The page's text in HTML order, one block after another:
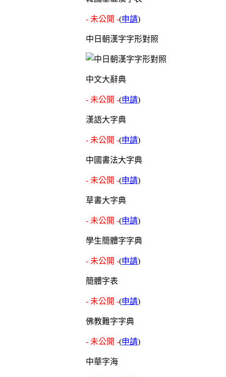
- 未公開 -(申請)
中日朝漢字字形對照
中文大辭典
- 未公開 -(申請)
漢語大字典
- 未公開 -(申請)
中國書法大字典
- 未公開 -(申請)
草書大字典
- 未公開 -(申請)
學生簡體字字典
- 未公開 -(申請)
簡體字表
- 未公開 -(申請)
佛教難字字典
- 未公開 -(申請)
中華字海